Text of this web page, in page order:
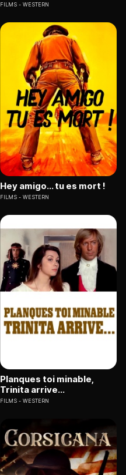
FILMS WESTERN
Hey amigo... tu es mort !
FILMS WESTERN
Planques toi minable,
Trinita arrive...
FILMS WESTERN